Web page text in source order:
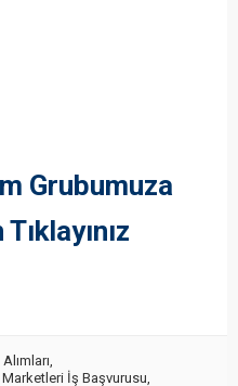
Grubumuza
İş Başvurusu